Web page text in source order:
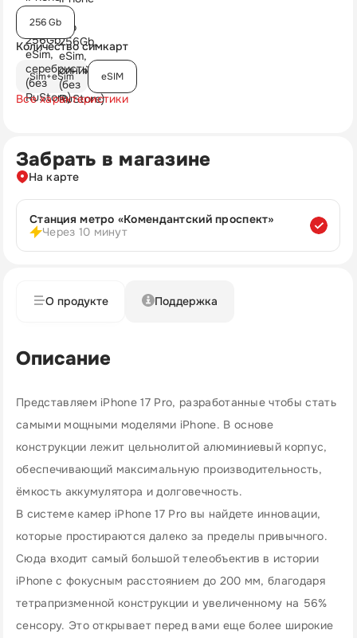
256 Gb
Количество симкарт
Sim+eSim eSIM
Все характеристики
Забрать в магазине
На карте
Станция метро «Комендантский проспект»
Через 10 минут
О продукте Поддержка
Описание
Представляем iPhone 17 Pro, разработанные чтобы стать
самыми мощными моделями iPhone. В основе
конструкции лежит цельнолитой алюминиевый корпус,
обеспечивающий максимальную производительность,
ёмкость аккумулятора и долговечность.
В системе камер iPhone 17 Pro вы найдете инновации,
которые простираются далеко за пределы привычного.
Сюда входит самый большой телеобъектив в истории
iPhone с фокусным расстоянием до 200 мм, благодаря
тетрапризменной конструкции и увеличенному на 56%
сенсору. Это открывает перед вами еще более широкие